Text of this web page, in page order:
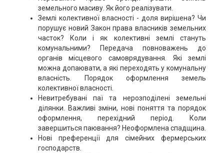
земельного масиву. Як його реалізувати.
Землі колективної власності - доля вирішена? Чи
порушує новий Закон права власників земельних
часток? Коли і як колективні землі стануть
комунальними? Передача повноважень до
органів місцевого самоврядування. Які землі
можна допаювати, а які переходять у комунальну
власність. Порядок оформлення земель
колективної власності.
Невитребувані паї та нерозподілені земельні
ділянки. Важливі зміни, нові поняття та порядок
оформлення, перехідний період. Коли
завершиться паювання? Неоформлена спадщина.
Нові преференції для сімейних фермерських
господарств.